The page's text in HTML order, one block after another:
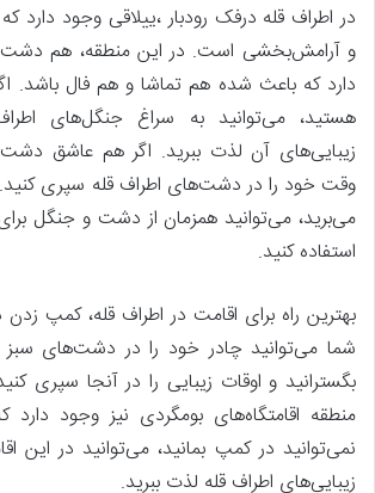
در اطراف قله درفک رودبار ،ییلاقی وجود دارد
و آرامش‌بخشی است. در این منطقه، هم
دارد که باعث شده هم تماشا و هم فال باشد.
هستید، می‌توانید به سراغ جنگل‌های
زیبایی‌های آن لذت ببرید. اگر هم عاشق
وقت خود را در دشت‌های اطراف قله سپری کنید.
می‌برید، می‌توانید همزمان از دشت و جنگل
استفاده کنید.
بهترین راه برای اقامت در اطراف قله، کمپ
شما می‌توانید چادر خود را در دشت‌های سبز
بگسترانید و اوقات زیبایی را در آنجا سپری
منطقه اقامتگاه‌های بومگردی نیز وجود دارد
نمی‌توانید در کمپ بمانید، می‌توانید در این
زیبایی‌های اطراف قله لذت ببرید.